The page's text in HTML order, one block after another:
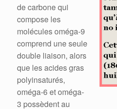
de carbone qui
compose les
molécules oméga-9
comprend une seule
double liaison, alors
que les acides gras
polyinsaturés,
oméga-6 et oméga-
3 possèdent au